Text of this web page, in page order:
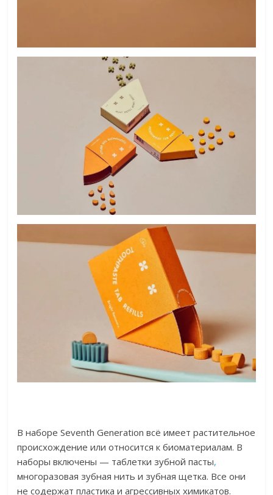
В наборе Seventh Generation всё имеет растительное
происхождение или относится к биоматериалам. В
наборы включены — таблетки зубной пасты,
многоразовая зубная нить и зубная щетка. Все они
не содержат пластика и агрессивных химикатов.